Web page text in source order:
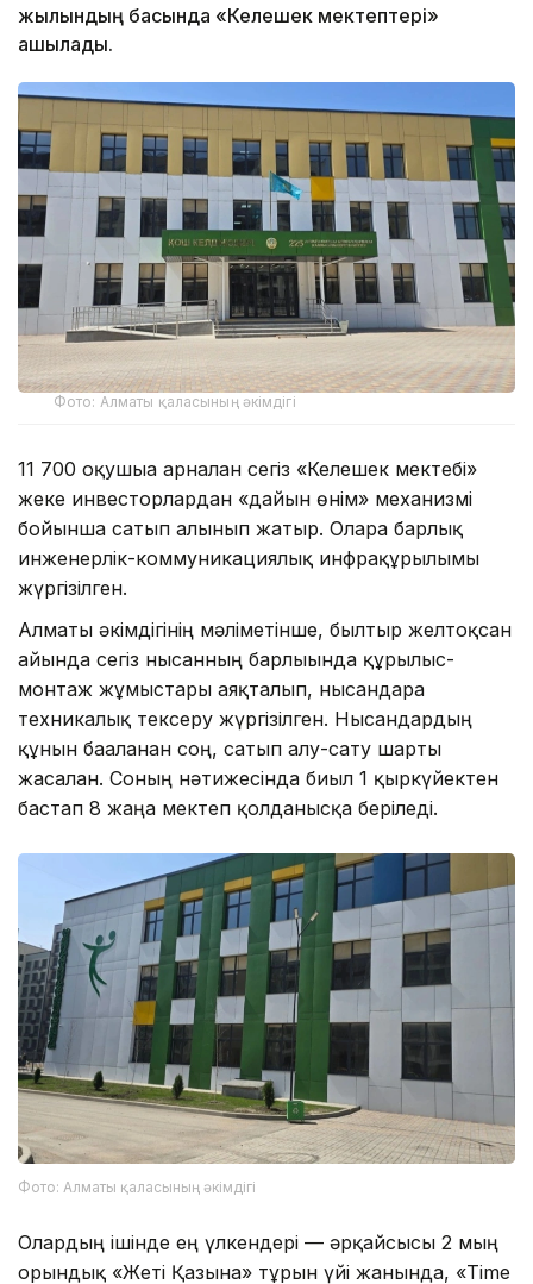
жылындың басында «Келешек мектептері»
ашылады.
Фото: Алматы қаласының әкімдігі
11 700 оқушыға арналған сегіз «Келешек мектебі»
жеке инвесторлардан «дайын өнім» механизмі
бойынша сатып алынып жатыр. Оларға барлық
инженерлік-коммуникациялық инфрақұрылымы
жүргізілген.
Алматы әкімдігінің мәліметінше, былтыр желтоқсан
айында сегіз нысанның барлығында құрылыс-
монтаж жұмыстары аяқталып, нысандарға
техникалық тексеру жүргізілген. Нысандардың
құнын бағаланған соң, сатып алу-сату шарты
жасалған. Соның нәтижесінда биыл 1 қыркүйектен
бастап 8 жаңа мектеп қолданысқа беріледі.
Фото: Алматы қаласының әкімдігі
Олардың ішінде ең үлкендері — әрқайсысы 2 мың
орындық «Жеті Қазына» тұрғын үйі жанында, «Time